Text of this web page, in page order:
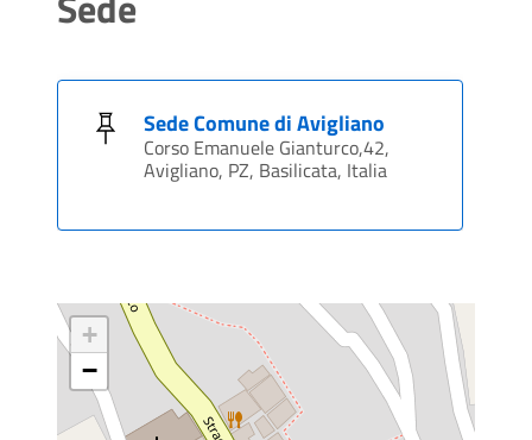
Sede Comune di Avigliano
Corso Emanuele Gianturco,42,
Avigliano, PZ, Basilicata, Italia
+
−